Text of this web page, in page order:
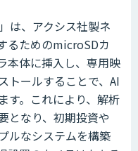
は、アクシス社製ネ
るためのmicroSDカ
本体に挿入し、専用映
トールすることで、AI
す。これにより、解析
となり、初期投資や
ルなシステムを構築